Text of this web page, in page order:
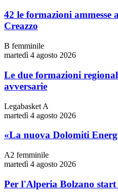
42 le formazioni ammesse
Creazzo
B femminile
martedì 4 agosto 2026
Le due formazioni
avversarie
Legabasket A
martedì 4 agosto 2026
«La nuova Dolomiti
A2 femminile
martedì 4 agosto 2026
Per l'Alperia Bolzano